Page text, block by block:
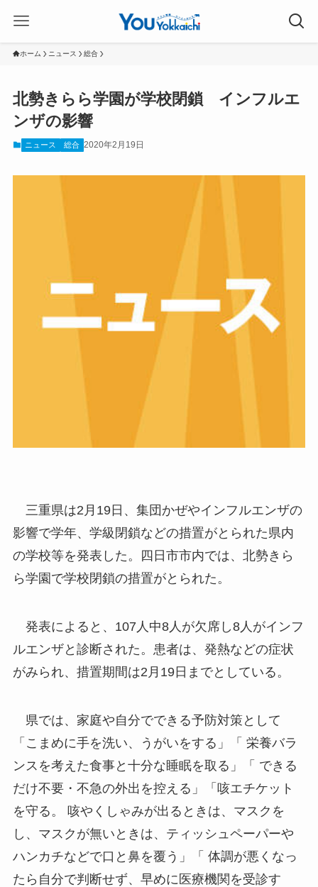
ホーム ニュース 総合
北勢きらら学園が学校閉鎖 インフルエ
ンザの影響
ニュース 総合 2020年2月19日
三重県は2月19日、集団かぜやインフルエンザの
影響で学年、学級閉鎖などの措置がとられた県内
の学校等を発表した。四日市市内では、北勢きら
ら学園で学校閉鎖の措置がとられた。
発表によると、107人中8人が欠席し8人がインフ
ルエンザと診断された。患者は、発熱などの症状
がみられ、措置期間は2月19日までとしている。
県では、家庭や自分でできる予防対策として
「こまめに手を洗い、うがいをする」「 栄養バラ
ンスを考えた食事と十分な睡眠を取る」「 できる
だけ不要・不急の外出を控える」「咳エチケット
を守る。 咳やくしゃみが出るときは、マスクを
し、マスクが無いときは、ティッシュペーパーや
ハンカチなどで口と鼻を覆う」「 体調が悪くなっ
たら自分で判断せず、早めに医療機関を受診す